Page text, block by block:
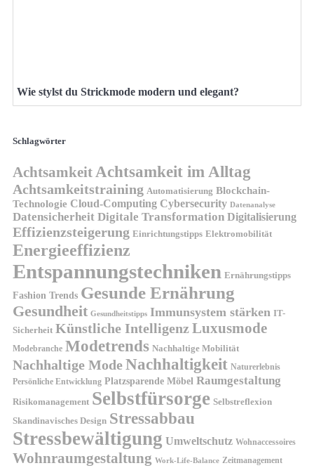
Wie stylst du Strickmode modern und elegant?
Schlagwörter
AchtsamkeitAchtsamkeit im Alltag
Achtsamkeitstraining Automatisierung Blockchain-
Technologie Cloud-Computing Cybersecurity Datenanalyse
Datensicherheit Digitale Transformation Digitalisierung
Effizienzsteigerung Einrichtungstipps Elektromobilität
Energieeffizienz
Entspannungstechniken Ernährungstipps
Fashion Trends Gesunde Ernährung
Gesundheit Gesundheitstipps Immunsystem stärken IT-
Sicherheit Künstliche IntelligenzLuxusmode
Modebranche Modetrends Nachhaltige Mobilität
Nachhaltige ModeNachhaltigkeit Naturerlebnis
Persönliche Entwicklung Platzsparende Möbel Raumgestaltung
Risikomanagement Selbstfürsorge Selbstreflexion
Skandinavisches Design Stressabbau
Stressbewältigung Umweltschutz Wohnaccessoires
Wohnraumgestaltung Work-Life-Balance Zeitmanagement